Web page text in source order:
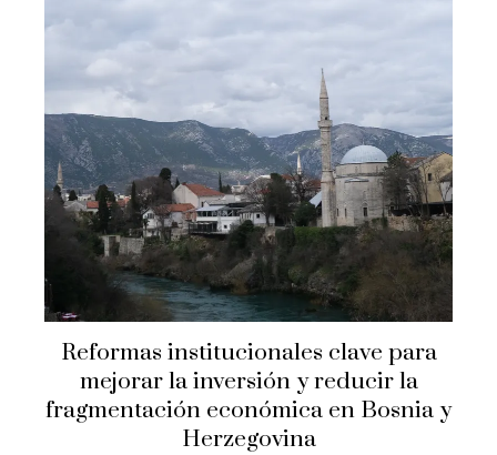
Reformas institucionales clave para
mejorar la inversión y reducir la
fragmentación económica en Bosnia y
Herzegovina